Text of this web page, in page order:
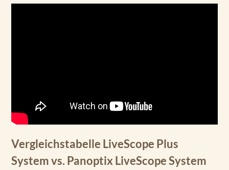
Vergleichstabelle LiveScope Plus
System vs. Panoptix LiveScope System